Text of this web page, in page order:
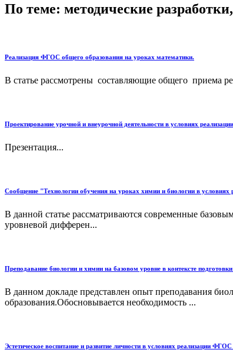
По теме: методические
Реализация ФГОС общего образования на уроках математики.
В статье рассмотрены составляющие общего приема
Проектирование урочной и внеурочной деятельности в условиях
Презентация...
Сообщение "Технологии обучения на уроках химии и биологии в
В данной статье рассматриваются современные
уровневой дифферен...
Преподавание биологии и химии на базовом уровне в контексте
В данном докладе представлен опыт преподавания
образования.Обосновывается необходимость ...
Эстетическое воспитание и развитие личности в условиях реализации